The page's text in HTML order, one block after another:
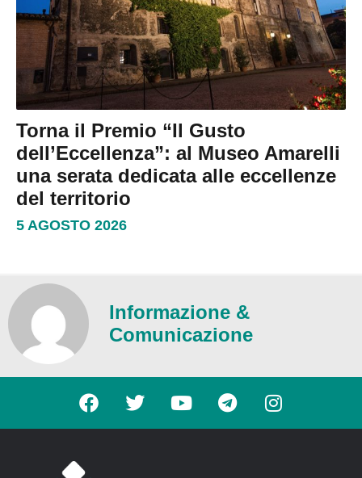
Torna il Premio “Il Gusto
dell’Eccellenza”: al Museo Amarelli
una serata dedicata alle eccellenze
del territorio
5 AGOSTO 2026
Informazione &
Comunicazione